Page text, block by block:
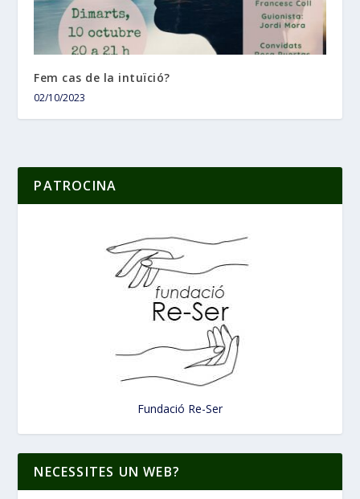
Fem cas de la intuïció?
02/10/2023
PATROCINA
Fundació Re-Ser
NECESSITES UN WEB?